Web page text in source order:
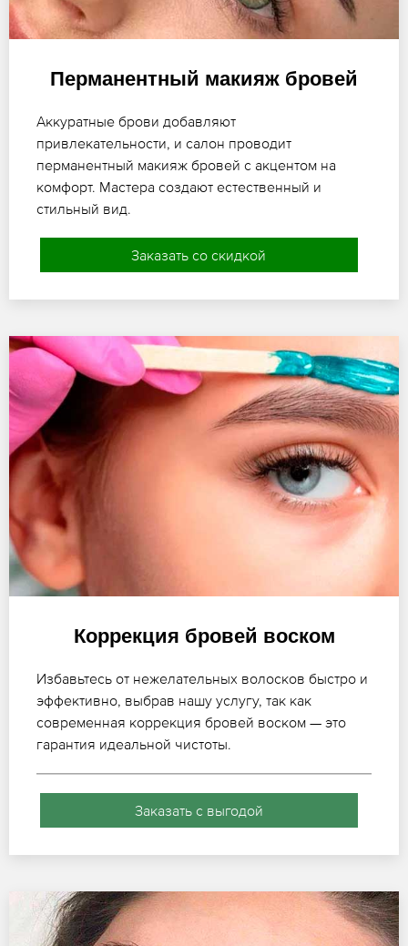
Перманентный макияж бровей
Аккуратные брови добавляют
привлекательности, и салон проводит
перманентный макияж бровей с акцентом на
комфорт. Мастера создают естественный и
стильный вид.
Заказать со скидкой
Коррекция бровей воском
Избавьтесь от нежелательных волосков быстро и
эффективно, выбрав нашу услугу, так как
современная коррекция бровей воском — это
гарантия идеальной чистоты.
Заказать с выгодой